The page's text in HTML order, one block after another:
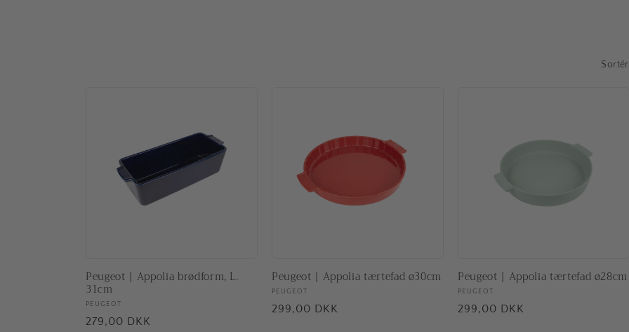
Peugeot | Appolia brødform, L.
31cm
Forhandler:
PEUGEOT
Normalpris
279,00 DKK
Peugeot | Appolia tærtefad ø30cm
Forhandler:
PEUGEOT
Normalpris
299,00 DKK
Peugeot | Appolia tærtefad ø28cm
Forhandler:
PEUGEOT
Normalpris
299,00 DKK